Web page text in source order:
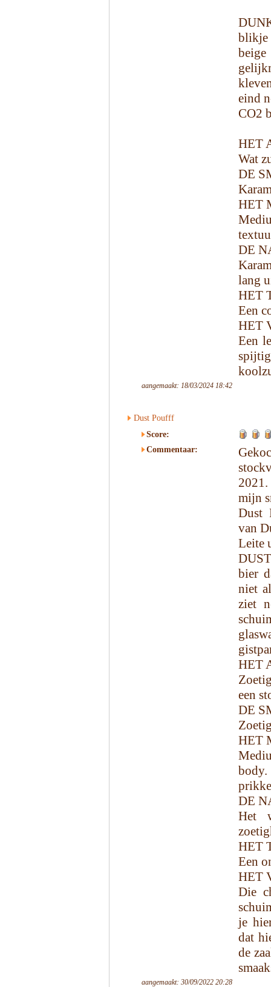
blikje
eind
CO2
HET
Wat
DE
HET
DE
lang
HET
Een
HET
Een
aangemaakt: 18/03/2024 18:42
Dust Poufff
Score:
Commentaar:
mijn
Dust
van
Leite
bier
niet
ziet
HET
een
DE
HET
DE
Het
HET
Een
HET
Die
je
dat
de
aangemaakt: 30/09/2022 20:28